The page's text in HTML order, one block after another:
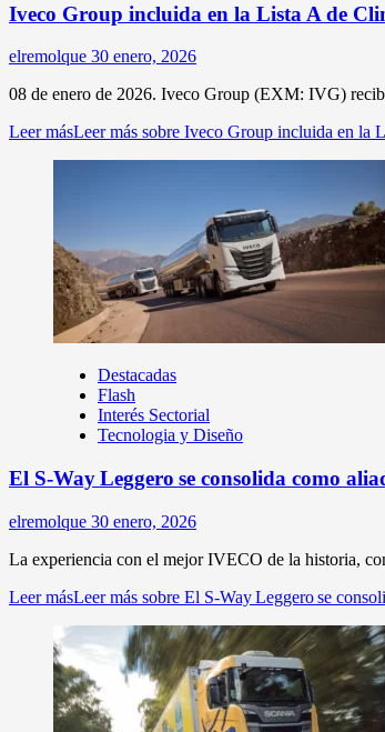
Iveco Group incluida en la Lista A de
elremolque 30 enero, 2026
08 de enero de 2026. Iveco Group (EXM: IVG)
Leer másLeer más sobre Iveco Group incluida en la
Destacadas
Flash
Interés Sectorial
Tecnologia y Diseño
El S-Way Leggero se consolida como
elremolque 30 enero, 2026
La experiencia con el mejor IVECO de la historia,
Leer másLeer más sobre El S-Way Leggero se